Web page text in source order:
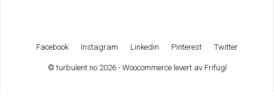
Facebook Instagram Linkedin Pinterest Twitter
© turbulent.no 2026 - Woocommerce levert av Frifugl